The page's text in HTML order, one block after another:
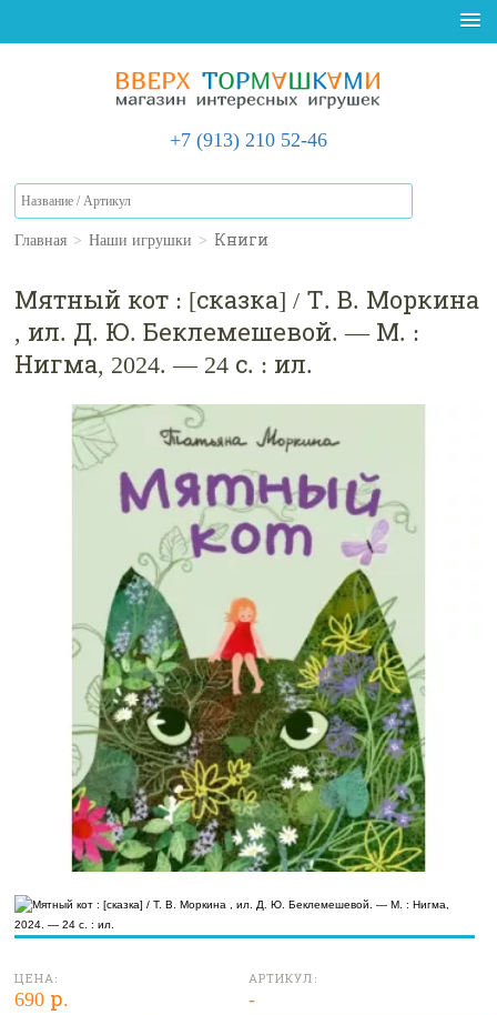
+7 (913) 210 52-46
Главная > Наши игрушки > Книги
Мятный кот : [сказка] / Т. В. Моркина
, ил. Д. Ю. Беклемешевой. — М. :
Нигма, 2024. — 24 с. : ил.
ЦЕНА:
690 р.
АРТИКУЛ:
-